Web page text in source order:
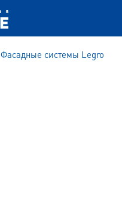
Фасадные системы Legro